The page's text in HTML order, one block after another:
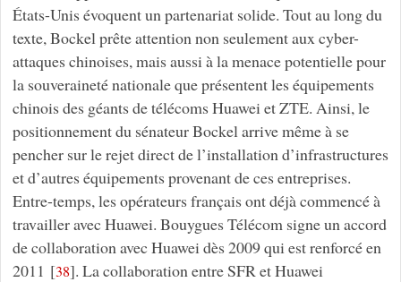
États-Unis évoquent un partenariat solide. Tout au long du
texte, Bockel prête attention non seulement aux cyber-
attaques chinoises, mais aussi à la menace potentielle pour
la souveraineté nationale que présentent les équipements
chinois des géants de télécoms Huawei et ZTE. Ainsi, le
positionnement du sénateur Bockel arrive même à se
pencher sur le rejet direct de l’installation d’infrastructures
et d’autres équipements provenant de ces entreprises.
Entre-temps, les opérateurs français ont déjà commencé à
travailler avec Huawei. Bouygues Télécom signe un accord
de collaboration avec Huawei dès 2009 qui est renforcé en
2011 [38]. La collaboration entre SFR et Huawei